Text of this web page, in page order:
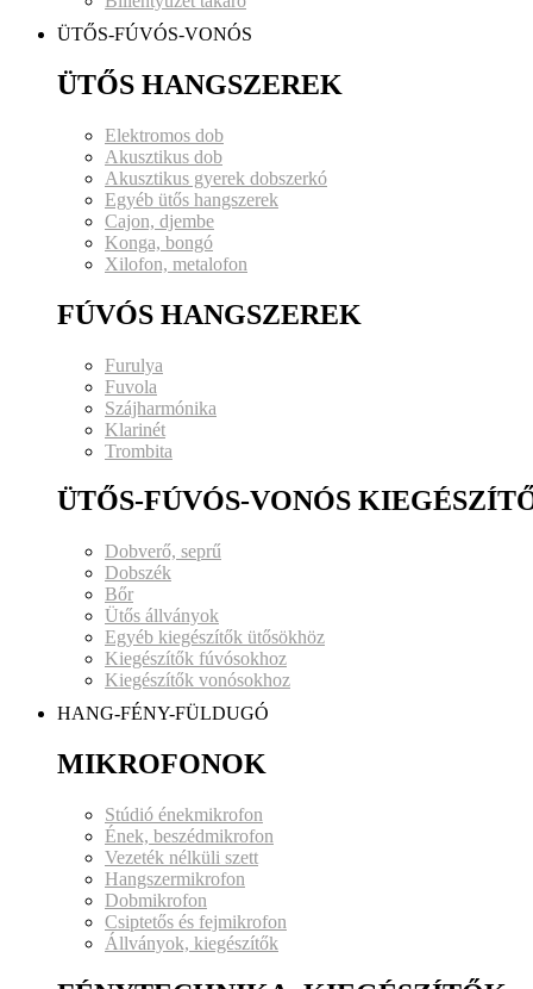
ÜTŐS-FÚVÓS-VONÓS
ÜTŐS HANGSZEREK
Elektromos dob
Akusztikus dob
Akusztikus gyerek dobszerkó
Egyéb ütős hangszerek
Cajon, djembe
Konga, bongó
Xilofon, metalofon
FÚVÓS HANGSZEREK
Furulya
Fuvola
Szájharmónika
Klarinét
Trombita
ÜTŐS-FÚVÓS-VONÓS
Dobverő, seprű
Dobszék
Bőr
Ütős állványok
Egyéb kiegészítők ütősökhöz
Kiegészítők fúvósokhoz
Kiegészítők vonósokhoz
HANG-FÉNY-FÜLDUGÓ
MIKROFONOK
Stúdió énekmikrofon
Ének, beszédmikrofon
Vezeték nélküli szett
Hangszermikrofon
Dobmikrofon
Csiptetős és fejmikrofon
Állványok, kiegészítők